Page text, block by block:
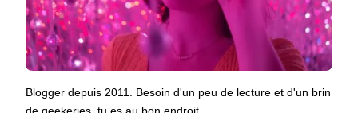
Blogger depuis 2011. Besoin d'un peu de lecture et d'un brin